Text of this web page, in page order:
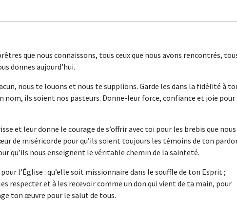
que nous connaissons, tous ceux que nous avons rencontrés,
donnes aujourd’hui.
nous te louons et nous te supplions. Garde les dans la fidélité à
nom, ils soient nos pasteurs. Donne-leur force, confiance et joie pour
et leur donne le courage de s’offrir avec toi pour les brebis que nous
de miséricorde pour qu’ils soient toujours les témoins de ton
qu’ils nous enseignent le véritable chemin de la sainteté.
l’Église : qu’elle soit missionnaire dans le souffle de ton Esprit ;
respecter et à les recevoir comme un don qui vient de ta main, pour
ton œuvre pour le salut de tous.